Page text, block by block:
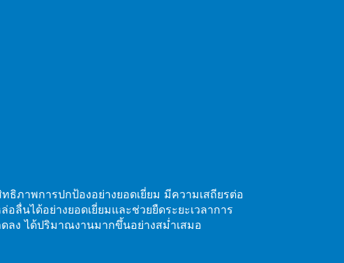
ภาพการปกป้องอย่างยอดเยี่ยม มีความเสถียรต่อ
ลื่นได้อย่างยอดเยี่ยมและช่วยยืดระยะเวลาการ
ลง ได้ปริมาณงานมากขึ้นอย่างสม่ำเสมอ